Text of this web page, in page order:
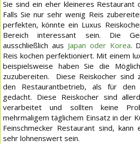
Sie sind ein eher kleineres Restaurant
Falls Sie nur sehr wenig Reis
perfekten, könnte ein Luxus
Bereich interessant sein. Die
ausschließlich aus Japan oder Korea.
Reis kochen perfektioniert. Mit einem
beispielsweise haben Sie die
zuzubereiten. Diese Reiskocher sind
den Restaurantbetrieb, als für den
gedacht. Diese Reiskocher sind
verarbeitet und sollten keine
mehrmaligem täglichem Einsatz in der
Feinschmecker Restaurant sind, kann
sehr lohnenswert sein.